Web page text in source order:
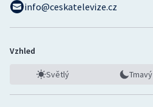
info@ceskatelevize.cz
Vzhled
Světlý Tmavý